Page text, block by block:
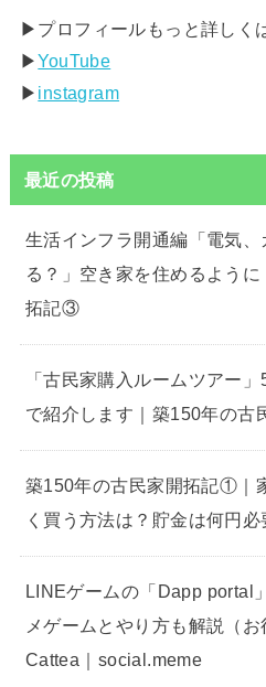
▶︎プロフィールもっと詳しく
▶︎YouTube
▶︎ instagram
最近の投稿
生活インフラ開通編「電気
る？」空き家を住めるよう
拓記③
「古民家購入ルームツアー
で紹介します｜築150年の
築150年の古民家開拓記①｜
く買う方法は？貯金は何円必
LINEゲームの「Dapp portal
メゲームとやり方も解説（お
Cattea｜social.meme